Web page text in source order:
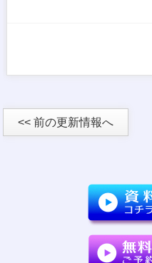
<< 前の更新情報へ